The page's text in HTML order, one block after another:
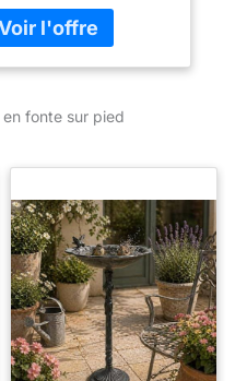
en fonte de
massif - À remplir
floraux -
Non fixe :
- À placer en
où bon vous
Détails :
de la partie à
H x D : env. 7 x
cm - Poids net : 8,8
fonte sur pied